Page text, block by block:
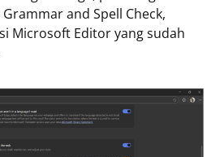
and Spell Check,
Microsoft Editor yang sudah